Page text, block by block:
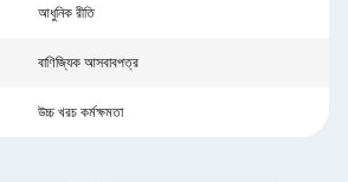
আধুনিক রীতি
বাণিজ্যিক আসবাবপত্র
উচ্চ খরচ কর্মক্ষমতা